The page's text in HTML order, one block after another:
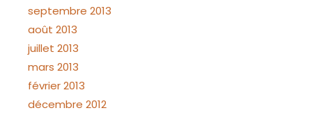
septembre 2013
août 2013
juillet 2013
mars 2013
février 2013
décembre 2012